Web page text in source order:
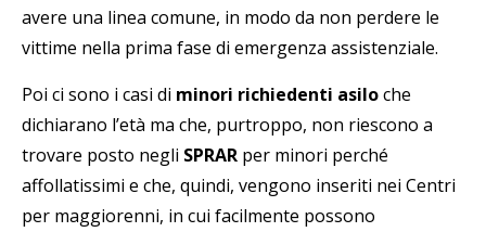
avere una linea comune, in modo da non perdere le
vittime nella prima fase di emergenza assistenziale.
Poi ci sono i casi di minori richiedenti asiloche
dichiarano l’età ma che, purtroppo, non riescono a
trovare posto negli SPRAR per minori perché
affollatissimi e che, quindi, vengono inseriti nei Centri
per maggiorenni, in cui facilmente possono